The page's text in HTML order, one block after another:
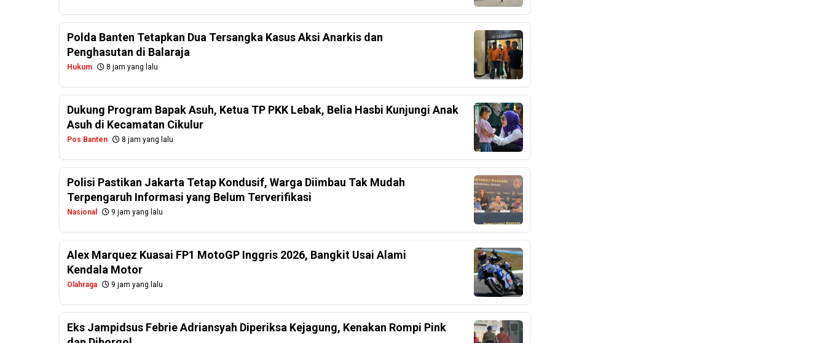
Polda Banten Tetapkan Dua Tersangka Kasus Aksi Anarkis dan
Penghasutan di Balaraja
Hukum 8 jam yang lalu
Dukung Program Bapak Asuh, Ketua TP PKK Lebak, Belia Hasbi Kunjungi Anak
Asuh di Kecamatan Cikulur
Pos Banten 8 jam yang lalu
Polisi Pastikan Jakarta Tetap Kondusif, Warga Diimbau Tak Mudah
Terpengaruh Informasi yang Belum Terverifikasi
Nasional 9 jam yang lalu
Alex Marquez Kuasai FP1 MotoGP Inggris 2026, Bangkit Usai Alami
Kendala Motor
Olahraga 9 jam yang lalu
Eks Jampidsus Febrie Adriansyah Diperiksa Kejagung, Kenakan Rompi Pink